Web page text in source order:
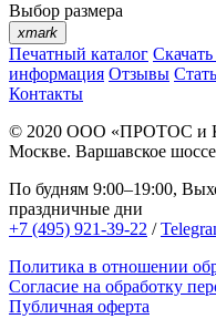
Выбор размера
xmark
Печатный каталог
информация Отзывы
Контакты
© 2020 ООО «ПРОТОС и
Москве. Варшавское
По будням 9:00–19:00,
праздничные дни
+7 (495) 921-39-22 /
Политика в отношении
Согласие на обработку
Публичная оферта